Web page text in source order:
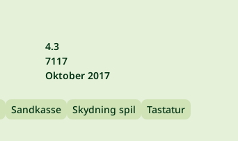
4.3
7117
Oktober 2017
Sandkasse Skydning spil Tastatur